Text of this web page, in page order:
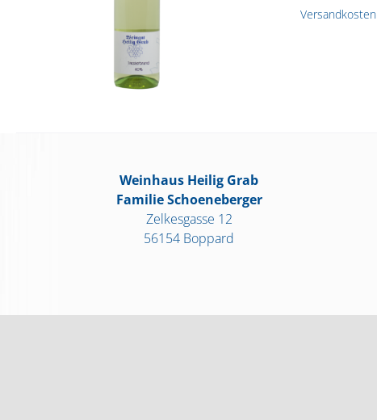
Versandkosten
Weinhaus Heilig Grab
Familie Schoeneberger
Zelkesgasse 12
56154 Boppard